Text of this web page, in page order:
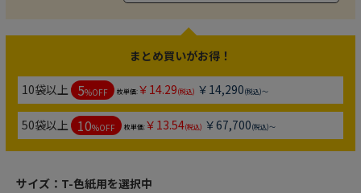
まとめ買いがお得！
10袋以上 5%OFF 枚単価:￥14.29(税込) ￥14,290(税込)～
50袋以上 10%OFF 枚単価:￥13.54(税込) ￥67,700(税込)～
サイズ： T-色紙用を選択中